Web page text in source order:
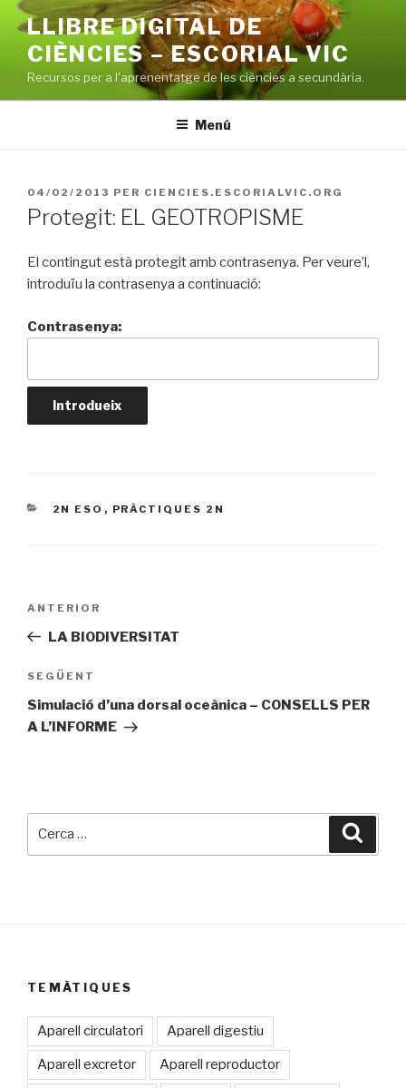
Vés
contingut
LLIBRE DIGITAL DE
CIÈNCIES – ESCORIAL VIC
Recursos per a l'aprenentatge de les ciències a secundària.
Menú
PUBLICAT
A
04/02/2013 PER CIENCIES.ESCORIALVIC.ORG
Protegit: EL GEOTROPISME
El contingut està protegit amb contrasenya. Per veure’l,
introduïu la contrasenya a continuació:
Contrasenya:
CATEGORIES
2N ESO , PRÀCTIQUES 2N
Entrada
prèvia
ANTERIOR
LA BIODIVERSITAT
Entrada
següent
SEGÜENT
Simulació d’una dorsal oceànica – CONSELLS PER
A L’INFORME
TEMÀTIQUES
Aparell circulatori Aparell digestiu
Aparell excretor Aparell reproductor